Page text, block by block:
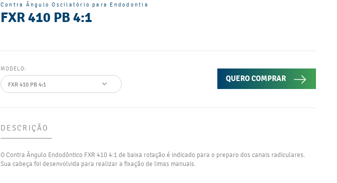
Contra Ângulo Oscilatório para Endodontia
FXR 410 PB 4:1
MODELO:
QUERO COMPRAR
DESCRIÇÃO
O Contra Ângulo Endodôntico FXR 410 4:1 de baixa rotação é indicado para o preparo dos canais radiculares.
Sua cabeça foi desenvolvida para realizar a fixação de limas manuais.